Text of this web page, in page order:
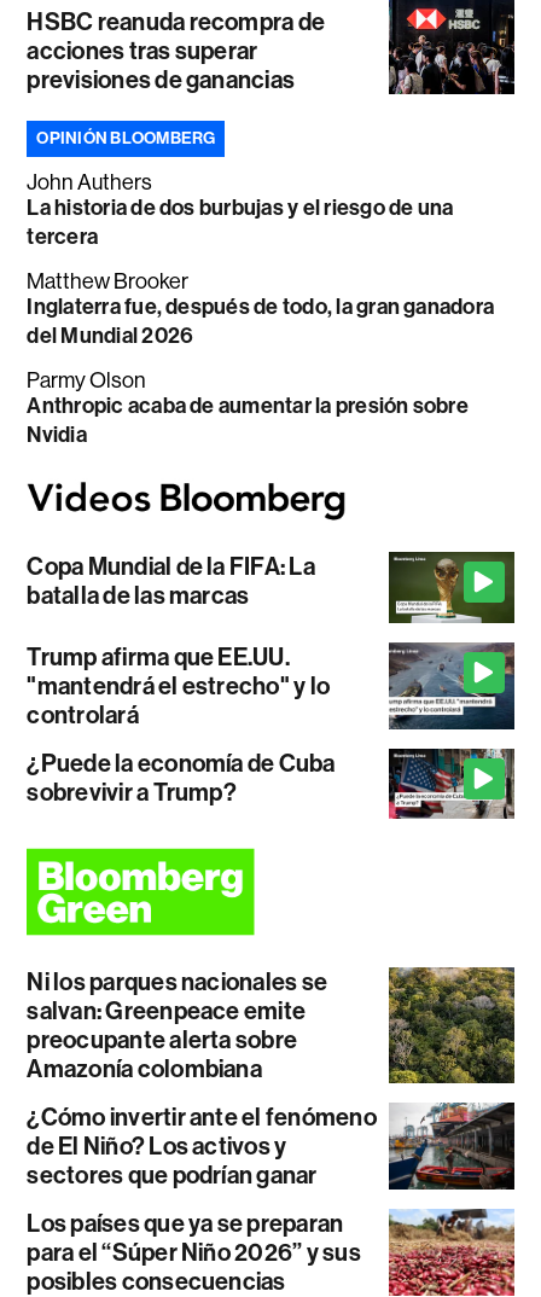
HSBC reanuda recompra de
acciones tras superar
previsiones de ganancias
OPINIÓN BLOOMBERG
John Authers
La historia de dos burbujas y el riesgo de una
tercera
Matthew Brooker
Inglaterra fue, después de todo, la gran ganadora
del Mundial 2026
Parmy Olson
Anthropic acaba de aumentar la presión sobre
Nvidia
Copa Mundial de la FIFA: La
batalla de las marcas
Trump afirma que EE.UU.
"mantendrá el estrecho" y lo
controlará
¿Puede la economía de Cuba
sobrevivir a Trump?
Ni los parques nacionales se
salvan: Greenpeace emite
preocupante alerta sobre
Amazonía colombiana
¿Cómo invertir ante el fenómeno
de El Niño? Los activos y
sectores que podrían ganar
Los países que ya se preparan
para el “Súper Niño 2026” y sus
posibles consecuencias